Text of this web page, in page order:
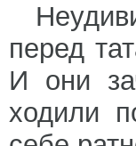
перед
И они
ходили